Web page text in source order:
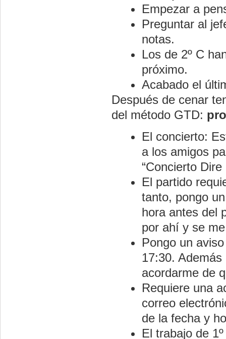
Empezar a
Preguntar al
notas.
Los de 2º C
próximo.
Acabado el
Después de cenar
del método GTD:
El concierto:
a los amigos
“Concierto Dire
El partido
tanto, pongo
hora antes del
por ahí y se
Pongo un
17:30.
acordarme de
Requiere una
correo
de la fecha y
El trabajo de